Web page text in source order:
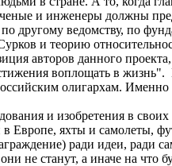
и инженеры должны
другому ведомству, по
и теорию
авторов данного
воплощать в жизнь".
олигархам.
и изобретения в
Европе, яхты и самолеты,
ради идеи, ради
не станут, а иначе на что